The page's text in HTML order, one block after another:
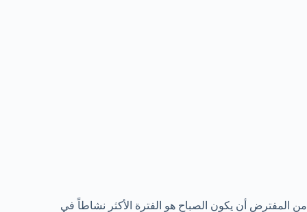
من المفترض أن يكون الصباح هو الفترة الأكثر نشاطاً في